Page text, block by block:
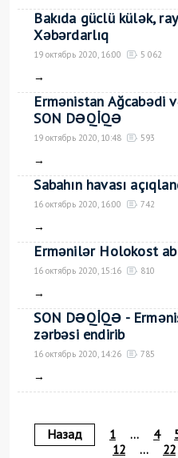
Bakıda güclü külək,
Xəbərdarlıq
19 октябрь 2020, 16:00 5 062
→
Ermənistan Ağcabədi
SON DƏQİQƏ
19 октябрь 2020, 10:48 593
→
Sabahın havası
16 октябрь 2020, 16:00 742
→
Ermənilər Holokost
16 октябрь 2020, 15:16 810
→
SON DƏQİQƏ -
zərbəsi endirib
16 октябрь 2020, 14:26 785
→
Назад 1 ... 4
12
... 22